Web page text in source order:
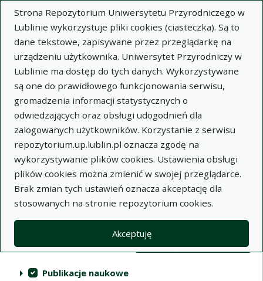
Strona Repozytorium Uniwersytetu Przyrodniczego w
Lublinie wykorzystuje pliki cookies (ciasteczka). Są to
dane tekstowe, zapisywane przez przeglądarkę na
urządzeniu użytkownika. Uniwersytet Przyrodniczy w
Lublinie ma dostęp do tych danych. Wykorzystywane
są one do prawidłowego funkcjonowania serwisu,
gromadzenia informacji statystycznych o
odwiedzających oraz obsługi udogodnień dla
zalogowanych użytkowników. Korzystanie z serwisu
repozytorium.up.lublin.pl oznacza zgodę na
wykorzystywanie plików cookies. Ustawienia obsługi
plików cookies można zmienić w swojej przeglądarce.
Brak zmian tych ustawień oznacza akceptację dla
stosowanych na stronie repozytorium cookies.
Akceptuję
Wyszukaj
Repozytorium Uniwersytetu
Przyrodniczego w Lublinie
Kolekcje
Lista wyników wyszukiwania
Filtry wyszukiwania (automatyczne
Akcje na kolekcjach
Kolekcje (automatyczne przeładowanie treści)
Publikacje naukowe